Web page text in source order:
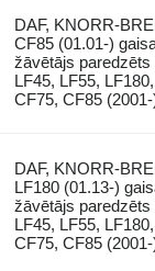
DAF, KNORR-
CF85 (01.01-)
žāvētājs paredzēts
LF45, LF55,
CF75, CF85
DAF, KNORR-
LF180 (01.13-)
žāvētājs paredzēts
LF45, LF55,
CF75, CF85